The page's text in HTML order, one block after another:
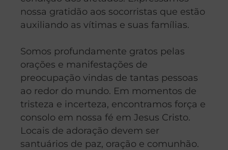
nossa gratidão aos socorristas que estão
auxiliando as vítimas e suas famílias.
Somos profundamente gratos pelas
orações e manifestações de
preocupação vindas de tantas pessoas
ao redor do mundo. Em momentos de
tristeza e incerteza, encontramos força e
consolo em nossa fé em Jesus Cristo.
Locais de adoração devem ser
santuários de paz, oração e comunhão.